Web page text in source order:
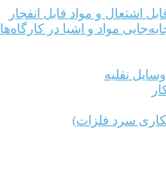
اشتعال و مواد قابل انفجار
مواد و اشیا در کارگاه‌ها
نقلیه
سرد فلزات)